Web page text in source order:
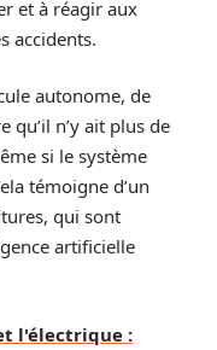
et à réagir aux
accidents.
autonome, de
n’y ait plus de
si le système
témoigne d’un
qui sont
artificielle
l'électrique :